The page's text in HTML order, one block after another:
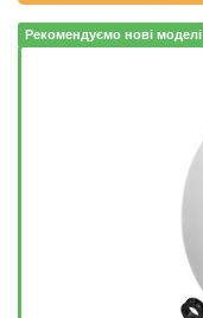
Рекомендуємо нові моделі